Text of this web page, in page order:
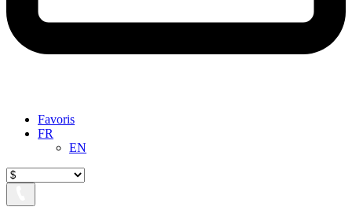
Favoris
FR
EN